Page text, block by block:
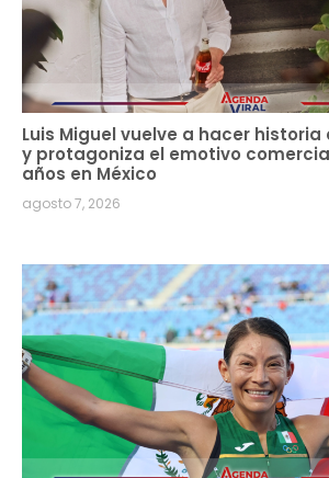
Luis Miguel vuelve a hacer
y protagoniza el emotivo
años en México
agosto 7, 2026